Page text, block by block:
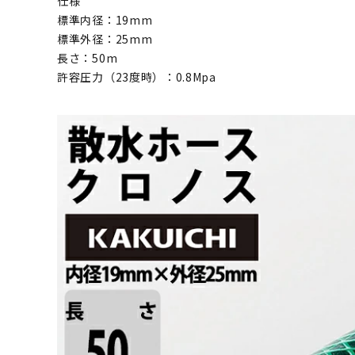
標準内径：19mm
標準外径：25mm
長さ：50m
許容圧力（23度時）：0.8Mpa